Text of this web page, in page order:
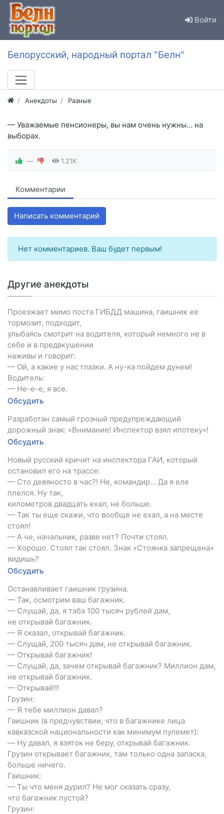
Войти
Белорусский, народный портал "Белн"
Анекдоты Разные
— Уважаемые пенсионеры, вы нам очень нужны… на
выборах.
— 1.21K
Комментарии
Написать комментарий
Нет комментариев. Ваш будет первым!
Другие анекдоты
Проезжает мимо поста ГИБДД машина, гаишник ее
тормозит, подходит,
улыбаясь смотрит на водителя, который немного не в
себе и в предвкушении
наживы и говорит:
— Ой, а какие у нас глазки. А ну-ка пойдем дунем!
Водитель:
— Не-е-е, я все.
Обсудить
Разработан самый грозный предупреждающий
дорожный знак: «Внимание! Инспектор взял ипотеку»!
Обсудить
Hовый русский кричит на инспектора ГАИ, который
остановил его на трассе:
— Сто девяносто в час?! Hе, командир… Да я еле
плелся. Hу так,
километров двадцать ехал, не больше.
— Так ты еще скажи, что вообще не ехал, а на месте
стоял!
— А че, начальник, разве нет? Почти стоял.
— Хорошо. Стоял так стоял. Знак «Стоянка запрещена»
видишь?
Обсудить
Останавливает гаишник грузина.
— Так, осмотрим ваш багажник.
— Слущай, да, я тэбэ 100 тысяч рублей дам,
не открывай багажник.
— Я сказал, открывай багажник.
— Слущай, 200 тысяч дам, не открывай багажник.
— Открывай багажник!
— Слущай, да, зачем открывай багажник? Миллион дам,
не открывай багажник.
— Открывай!!!
Грузин:
— Я тебе миллион давал?
Гаишник (в предчувствии, что в багажнике лица
кавказской национальности как минимум пулемет):
— Hу давал, я взяток не беру, открывай багажник.
Грузин открывает багажник, там только одна запаска,
больше ничего.
Гаишник:
— Ты что меня дурил? Hе мог сказать сразу,
что багажник пустой?
Грузин: